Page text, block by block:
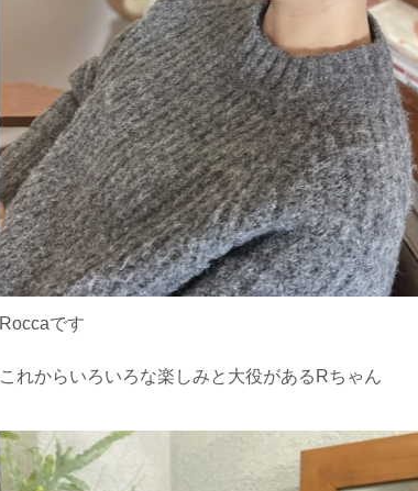
Roccaです
これからいろいろな楽しみと大役があるRちゃん